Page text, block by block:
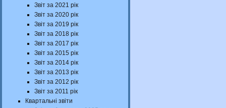
Звіт за 2021 рік
Звіт за 2020 рік
Звіт за 2019 рік
Звіт за 2018 рік
Звіт за 2017 рік
Звіт за 2015 рік
Звіт за 2014 рік
Звіт за 2013 рік
Звіт за 2012 рік
Звіт за 2011 рік
Квартальні звіти